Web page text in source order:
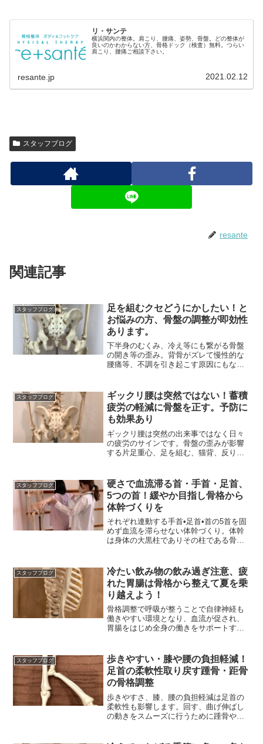
リ・サンテ
横浜関内の整体。肩こり、腰痛、姿勢、骨盤。どの整体が
良いのかわからない方、骨格ドック（検査）無料。つらい
肩こり、腰痛ご相談下さい。
resante.jp 2021.02.12
スタッフブログ
resante
関連記事
スタッフブログ
足を組むクセどうにかしたい！と
お悩みの方、骨盤の調整が即効性
あります。
下半身のむくみ、冷え等にも繋がる骨盤
の開き等の歪み。背骨がズレて慢性的な
腰痛等、不調を引き起こす原因にもなる
スタッフブログ
ギックリ腰は突然ではない！蓄積
疲労の軽減に骨盤を正す。予防に
も効果あり
ギックリ腰は突然の出来事ではなく日々
の疲労のサインです。骨盤の歪みが影響
する片足重心、足を組む、猫背、反り腰
スタッフブログ
硬さで血流滞る首・手首・足首、
5つの首！緩やか目指し骨格から
体幹づくりを
それぞれ連動する手首•足首•首の5首を固
めず血流を滞らせない体幹づくり。体幹
は身体の大黒柱でありその柱である骨盤
スタッフブログ
冷たい飲み物の飲み過ぎ注意、疲
れた胃腸は骨格から整えて夏を乗
り越えよう！
骨格調整で呼吸が整うことで自律神経も
働きやすい環境となり、血流が促され、
胃腸をはじめ全身の働きをサポートする
スタッフブログ
歩きやすい・膝や腰の負担軽減！
足首の柔軟性取り戻す踵骨・距骨
の骨格調整
歩きやすさ、膝、腰の負担軽減は足首の
柔軟性も影響します。回す、曲げ伸ばし
の動きをスムーズに行うために踵骨や距